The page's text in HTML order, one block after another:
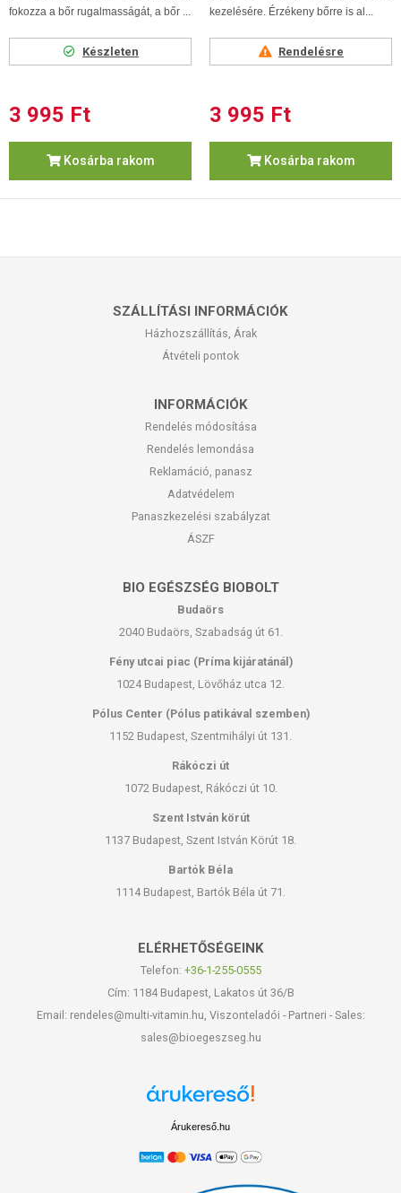
fokozza a bőr rugalmasságát, a bőr ...
Készleten
3 995 Ft
Kosárba rakom
kezelésére. Érzékeny bőrre is al...
Rendelésre
3 995 Ft
Kosárba rakom
SZÁLLÍTÁSI INFORMÁCIÓK
Házhozszállítás, Árak
Átvételi pontok
INFORMÁCIÓK
Rendelés módosítása
Rendelés lemondása
Reklamáció, panasz
Adatvédelem
Panaszkezelési szabályzat
ÁSZF
BIO EGÉSZSÉG BIOBOLT
Budaörs
2040 Budaörs, Szabadság út 61.
Fény utcai piac (Príma kijáratánál)
1024 Budapest, Lövőház utca 12.
Pólus Center (Pólus patikával szemben)
1152 Budapest, Szentmihályi út 131.
Rákóczi út
1072 Budapest, Rákóczi út 10.
Szent István körút
1137 Budapest, Szent István Körút 18.
Bartók Béla
1114 Budapest, Bartók Béla út 71.
ELÉRHETŐSÉGEINK
Telefon: +36-1-255-0555
Cím: 1184 Budapest, Lakatos út 36/B
Email: rendeles@multi-vitamin.hu, Viszonteladói - Partneri - Sales:
sales@bioegeszseg.hu
Árukereső.hu